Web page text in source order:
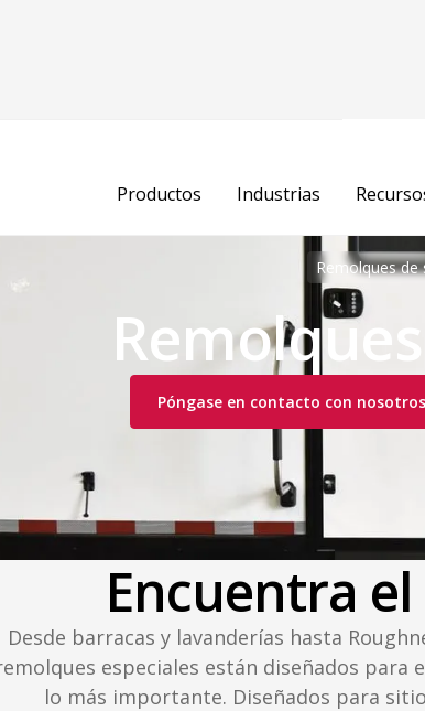
Productos Industrias
Remolques de
Remolques
Póngase en contacto con nosotros
Encuentra
Desde barracas y lavanderías hasta
especiales están diseñados
lo más importante. Diseñados para